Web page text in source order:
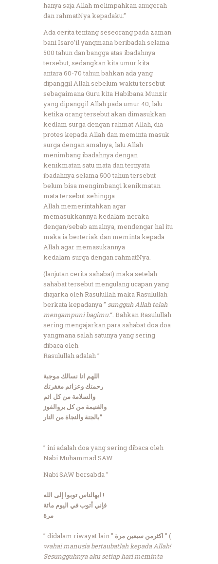
hanya saja Allah melimpahkan anugerah
dan rahmatNya kepadaku.”
Ada cerita tentang seseorang pada zaman
bani Isaro’il yangmana beribadah selama
500 tahun dan bangga atas ibadahnya
tersebut, sedangkan kita umur kita
antara 60-70 tahun bahkan ada yang
dipanggil Allah sebelum waktu tersebut
sebagaimana Guru kita Habibana Munzir
yang dipanggil Allah pada umur 40, lalu
ketika orang tersebut akan dimasukkan
kedlam surga dengan rahmat Allah, dia
protes kepada Allah dan meminta masuk
surga dengan amalnya, lalu Allah
menimbang ibadahnya dengan
kenikmatan satu mata dan ternyata
ibadahnya selama 500 tahun tersebut
belum bisa mengimbangi kenikmatan
mata tersebut sehingga
Allah memerintahkan agar
memasukkannya kedalam neraka
dengan/sebab amalnya, mendengar hal itu
maka ia berteriak dan meminta kepada
Allah agar memasukannya
kedalam surga dengan rahmatNya.
(lanjutan cerita sahabat) maka setelah
sahabat tersebut mengulang ucapan yang
diajarka oleh Rasulullah maka Rasulullah
berkata kepadanya ” sungguh Allah telah
mengampuni bagimu.“. Bahkan Rasulullah
sering mengajarkan para sahabat doa doa
yangmana salah satunya yang sering
dibaca oleh
Rasulullah adalah ”
اللهم انا نسالك موجبة
رحمتك وعزائم مغفرتك
والسلامة من كل اثم
والغنيمة من كل بروالفوز
بالجنة والنجاة من النار”
” ini adalah doa yang sering dibaca oleh
Nabi Muhammad SAW.
Nabi SAW bersabda ”
ايهالناس توبوا إلى الله !
فإني أتوب في اليوم مائة
مرة
” didalam riwayat lain ”
” (
wahai manusia bertaubatlah kepada Allah!
Sesungguhnya aku setiap hari meminta